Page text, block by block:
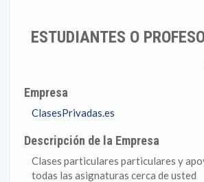
ESTUDIANTES O
Empresa
ClasesPrivadas.es
Descripción de la Empresa
Clases particulares particulares y
todas las asignaturas cerca de usted